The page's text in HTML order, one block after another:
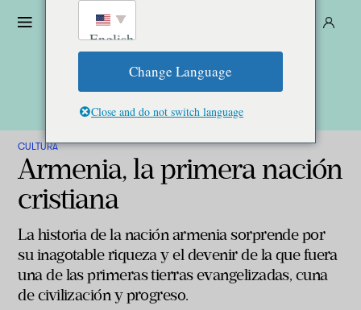
CULTURA
Armenia, la primera nación
cristiana
La historia de la nación armenia sorprende por
su inagotable riqueza y el devenir de la que fuera
una de las primeras tierras evangelizadas, cuna
de civilización y progreso.
English
Change Language
Close and do not switch language